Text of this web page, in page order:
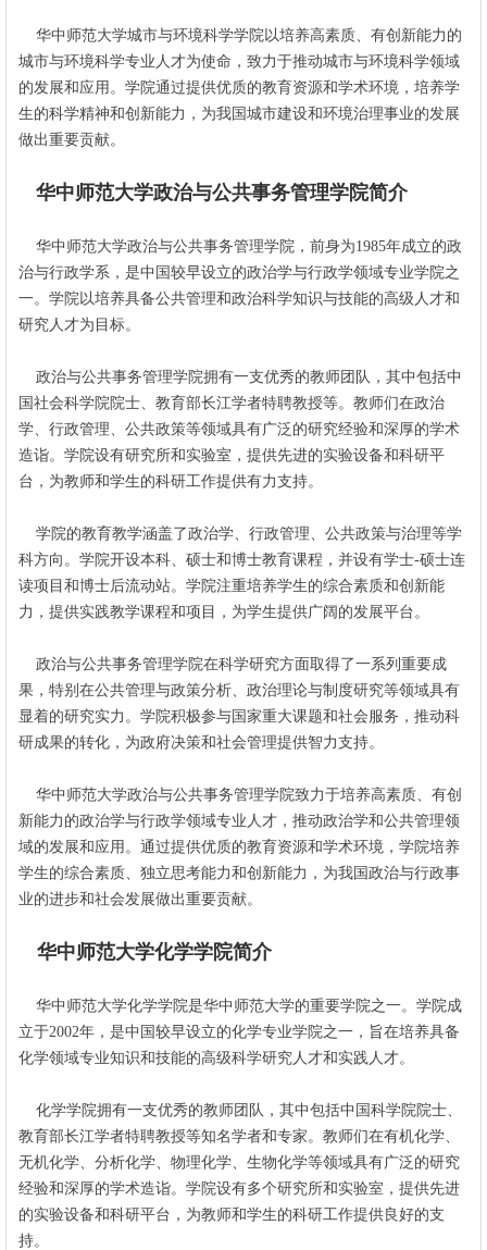
华中师范大学城市与环境科学学院以培养高素质、有创新能力的
城市与环境科学专业人才为使命，致力于推动城市与环境科学领域
的发展和应用。学院通过提供优质的教育资源和学术环境，培养学
生的科学精神和创新能力，为我国城市建设和环境治理事业的发展
做出重要贡献。
华中师范大学政治与公共事务管理学院简介
华中师范大学政治与公共事务管理学院，前身为1985年成立的政
治与行政学系，是中国较早设立的政治学与行政学领域专业学院之
一。学院以培养具备公共管理和政治科学知识与技能的高级人才和
研究人才为目标。
政治与公共事务管理学院拥有一支优秀的教师团队，其中包括中
国社会科学院院士、教育部长江学者特聘教授等。教师们在政治
学、行政管理、公共政策等领域具有广泛的研究经验和深厚的学术
造诣。学院设有研究所和实验室，提供先进的实验设备和科研平
台，为教师和学生的科研工作提供有力支持。
学院的教育教学涵盖了政治学、行政管理、公共政策与治理等学
科方向。学院开设本科、硕士和博士教育课程，并设有学士-硕士连
读项目和博士后流动站。学院注重培养学生的综合素质和创新能
力，提供实践教学课程和项目，为学生提供广阔的发展平台。
政治与公共事务管理学院在科学研究方面取得了一系列重要成
果，特别在公共管理与政策分析、政治理论与制度研究等领域具有
显着的研究实力。学院积极参与国家重大课题和社会服务，推动科
研成果的转化，为政府决策和社会管理提供智力支持。
华中师范大学政治与公共事务管理学院致力于培养高素质、有创
新能力的政治学与行政学领域专业人才，推动政治学和公共管理领
域的发展和应用。通过提供优质的教育资源和学术环境，学院培养
学生的综合素质、独立思考能力和创新能力，为我国政治与行政事
业的进步和社会发展做出重要贡献。
华中师范大学化学学院简介
华中师范大学化学学院是华中师范大学的重要学院之一。学院成
立于2002年，是中国较早设立的化学专业学院之一，旨在培养具备
化学领域专业知识和技能的高级科学研究人才和实践人才。
化学学院拥有一支优秀的教师团队，其中包括中国科学院院士、
教育部长江学者特聘教授等知名学者和专家。教师们在有机化学、
无机化学、分析化学、物理化学、生物化学等领域具有广泛的研究
经验和深厚的学术造诣。学院设有多个研究所和实验室，提供先进
的实验设备和科研平台，为教师和学生的科研工作提供良好的支
持。